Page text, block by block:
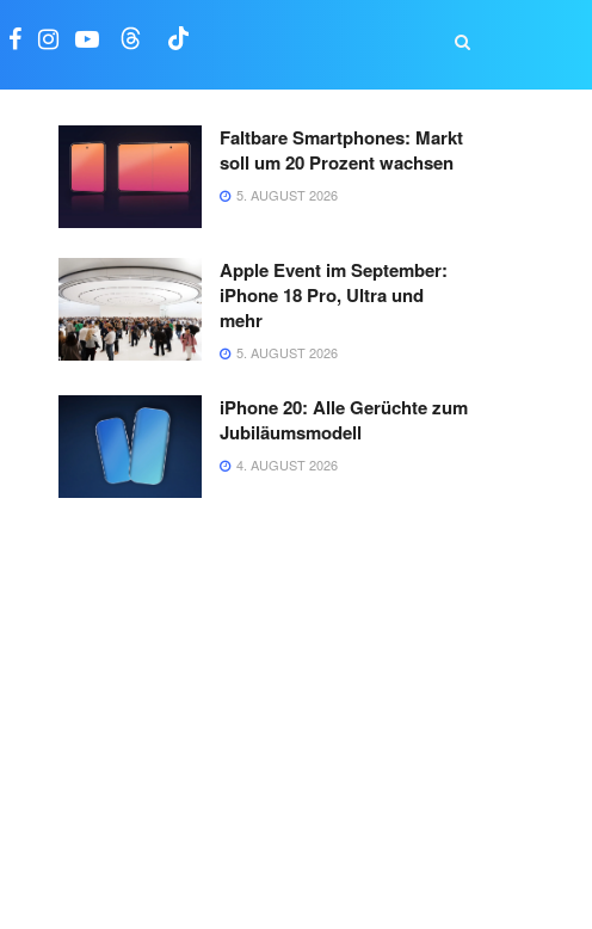
Faltbare Smartphones: Markt
soll um 20 Prozent wachsen
5. AUGUST 2026
Apple Event im September:
iPhone 18 Pro, Ultra und
mehr
5. AUGUST 2026
iPhone 20: Alle Gerüchte zum
Jubiläumsmodell
4. AUGUST 2026